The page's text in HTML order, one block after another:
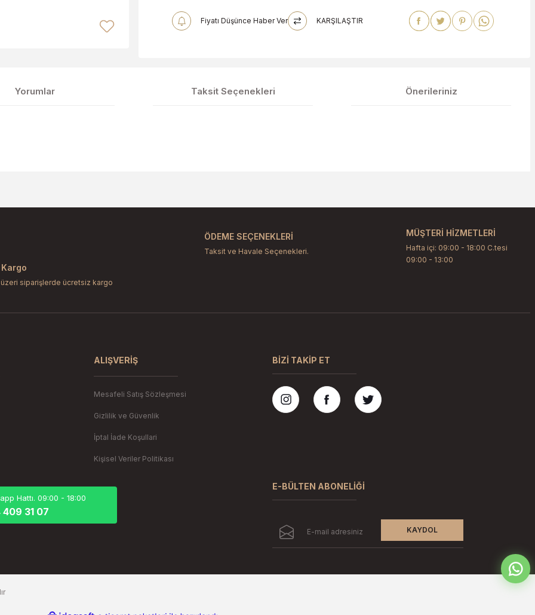
Fiyatı Düşünce Haber Ver KARŞILAŞTIR
Yorumlar Taksit Seçenekleri Önerileriniz
Gönder
siparişlerde ücretsiz kargo
ÖDEME SEÇENEKLERİ
Taksit ve Havale Seçenekleri.
MÜŞTERİ HİZMETLERİ
Hafta içi: 09:00 - 18:00 C.tesi
09:00 - 13:00
ALIŞVERIŞ
Mesafeli Satış Sözleşmesi
Gizlilik ve Güvenlik
İptal İade Koşullari
Kişisel Veriler Politikası
Hattı. 09:00 - 18:00
409 31 07
BİZİ TAKİP ET
E-BÜLTEN ABONELİĞİ
KAYDOL